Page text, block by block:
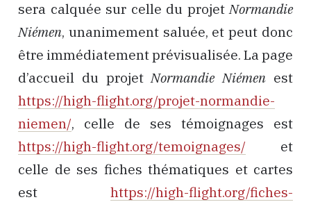
sera calquée sur celle du projetNormandie
Niémen, unanimement saluée, et peut donc
être immédiatement prévisualisée. La page
d’accueil du projetNormandie Niémen est
https://high-flight.org/projet-normandie-
niemen/, celle de ses témoignages est
https://high-flight.org/temoignages/ et
celle de ses fiches thématiques et cartes
est https://high-flight.org/fiches-